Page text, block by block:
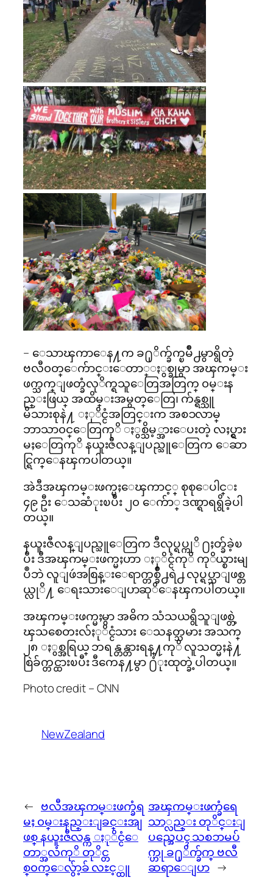
– ေသာၾကာေန႔က ခ႐ုိက္ခ်က္ၿမိဳ႕မွာရွိတဲ့
ဗလီ၀တ္ေက်ာင္းေတာ္ႏွစ္ခုမွာ အၾကမ္း
ဖက္သက္ျဖတ္ခံလုိက္ရသူေတြအတြက္ ၀မ္းန
ည္းဖြယ္ အထိမ္းအမွတ္ေတြ၊ က်န္ရစ္သူ
မိသားစုနဲ႔ ႏုိင္ငံအတြင္းက အစၥလာမ္
ဘာသာ၀င္ေတြကုိ ႏွစ္သိမ့္အားေပးတဲ့ လႈပ္ရွား
မႈေတြကုိ နယူးဇီလန္ျပည္သူေတြက ေဆာ
င္ရြက္ေနၾကပါတယ္။
အဲဒီအၾကမ္းဖက္မႈေၾကာင့္ စုစုေပါင္း
၄၉ ဦး ေသဆံုးၿပီး ၂၀ ေက်ာ္ ဒဏ္ရာရရွိခဲ့ပါ
တယ္။
နယူးဇီလန္ျပည္သူေတြက ဒီလုပ္ရပ္ကုိ ႐ႈတ္ခ်ခဲ့ၿ
ပီး ဒီအၾကမ္းဖက္မႈဟာ ႏုိင္ငံကုိ ကုိယ္စားမျ
ပဳဘဲ လူျဖဴအစြန္းေရာက္တစ္ခ်ိဳ႕ရဲ႕ လုပ္ရပ္သာျဖစ္တ
ယ္လုိ႔ ေရးသားေျပာဆုိေနၾကပါတယ္။
အၾကမ္းဖက္မႈမွာ အဓိက သံသယရွိသူျဖစ္တဲ့
ၾသစေတးလ်ႏုိင္ငံသား ေသနတ္သမား အသက္
၂၈ ႏွစ္အရြယ္ ဘရန္တန္တားရန္႔ကုိ လူသတ္မႈနဲ႔
စြဲခ်က္တင္ထားၿပီး ဒီကေန႔မွာ ႐ံုးထုတ္ခဲ့ပါတယ္။
Photo credit – CNN
NewZealand
← ဗလီအၾကမ္းဖက္ခံရ
မႈ ၀မ္းနည္းျခင္းအျ
ဖစ္ နယူးဇီလန္က ႏုိင္ငံေ
တာ္အလံကုိ တုိင္တ
စ္၀က္ေလွ်ာ့ခ် လႊင့္ထူ
အၾကမ္းဖက္ခံရေ
သာ္လည္း တုိင္းျ
ပည္အေပၚ သစၥာမပ်
က္ဟု ခ႐ုိက္ခ်က္ ဗလီ
ဆရာေျပာ →